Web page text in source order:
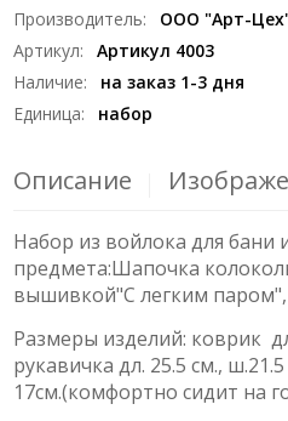
Производитель:
ООО "Арт-
Артикул:
Артикул 4003
Наличие:
на заказ 1-3 дня
Единица: набор
Описание
Набор из войлока для бани
предмета:Шапочка
вышивкой"С легким паром",
Размеры изделий: коврик
рукавичка дл. 25.5 см.,
17см.(комфортно сидит на